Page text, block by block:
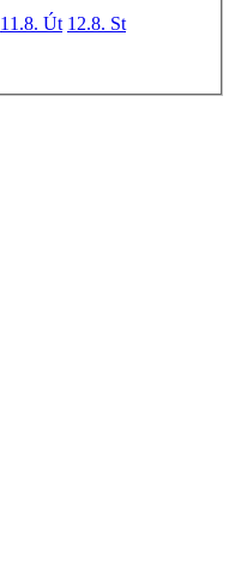
11.8. Út 12.8. St